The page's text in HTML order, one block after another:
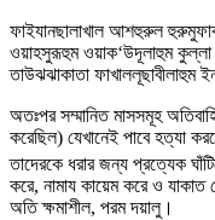
ফাইযানছালাখাল আশহুরুল
ওয়াহসুরূহুম ওয়াক‘উদূলাহুম
তাউঝঝাকাতা ফাখাললূছাবীলাহুম
অতঃপর সম্মানিত মাসসমূহ
করেছিল) যেখানেই পাবে হত্যা
তাদেরকে ধরার জন্য প্রত্যেক
করে, নামায কায়েম করে ও
অতি ক্ষমাশীল, পরম দয়ালু।